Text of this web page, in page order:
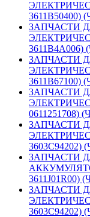
3611B50400)
ЗАПЧАСТИ
3611B4A006)
ЗАПЧАСТИ
3611B67100)
ЗАПЧАСТИ
0611251708)
ЗАПЧАСТИ
3603C94202)
ЗАПЧАСТИ
3611J01R00)
ЗАПЧАСТИ
3603C94202)